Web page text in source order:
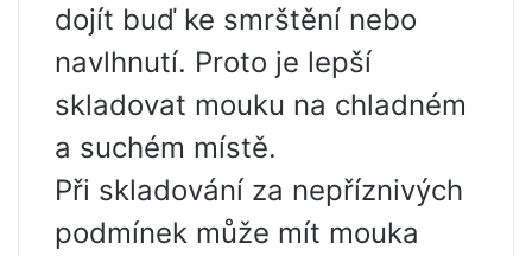
dojít buď ke smrštění nebo
navlhnutí. Proto je lepší
skladovat mouku na chladném
a suchém místě.
Při skladování za nepříznivých
podmínek může mít mouka